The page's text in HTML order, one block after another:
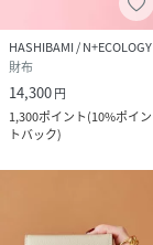
リング効果を発
●西瓜水晶(人工
ある模造石
●ラブラドライ
HASHIBAMI / N+ECOLOGY
財布
14,300円
1,300ポイント(10%ポイン
トバック)